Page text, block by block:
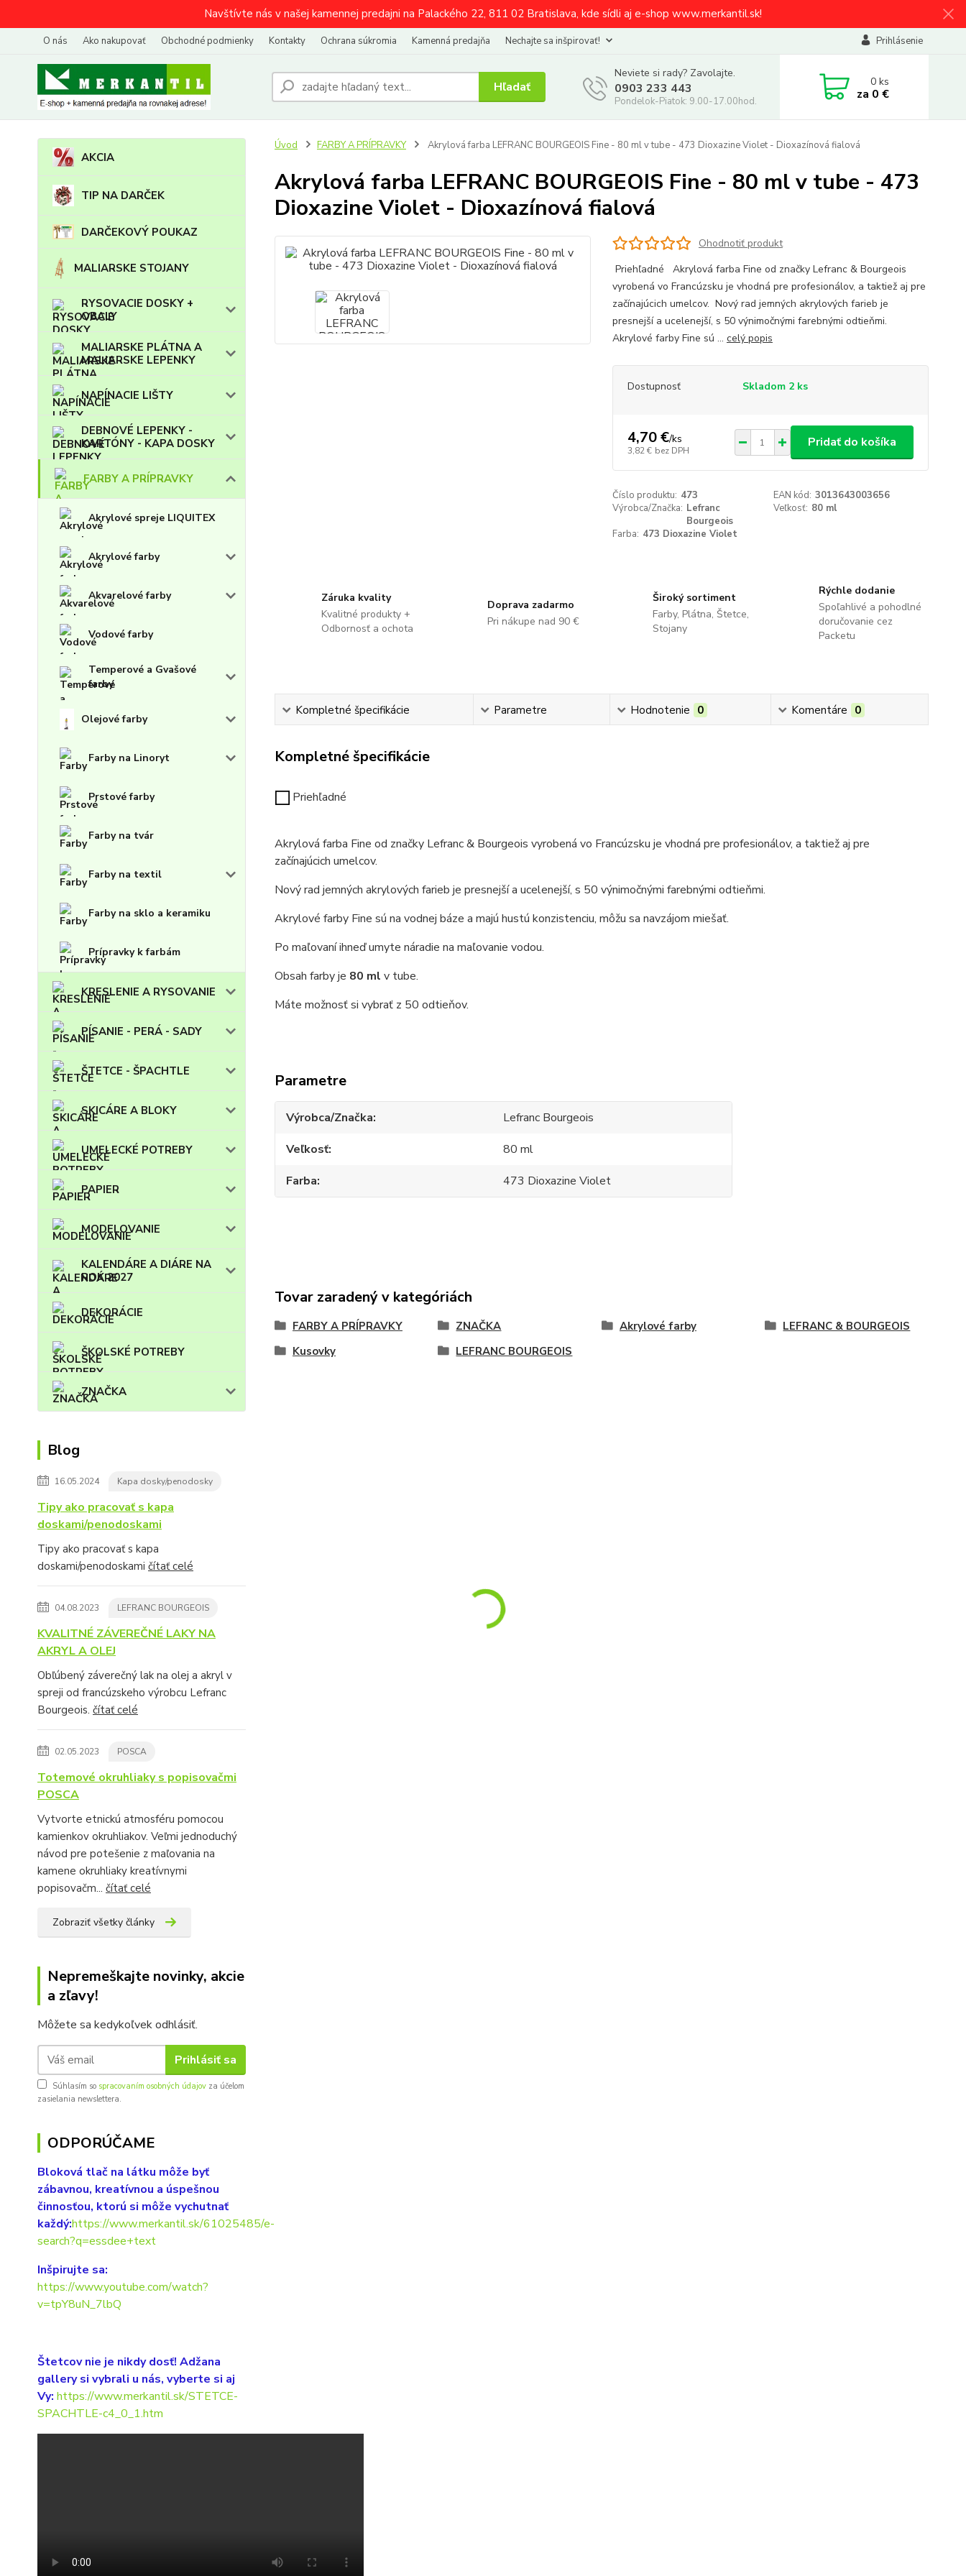
Navštívte nás v našej kamennej predajni na Palackého 22, 811 02 Bratislava, kde sídli aj e-shop www.merkantil.sk!
O nás Ako nakupovať Obchodné podmienky Kontakty Ochrana súkromia Kamenná predajňa Nechajte sa inšpirovať! Prihlásenie
Hľadať
Neviete si rady? Zavolajte.
0903 233 443
Pondelok-Piatok: 9.00-17.00hod.
0ks
za 0 €
AKCIA
TIP NA DARČEK
DARČEKOVÝ POUKAZ
MALIARSKE STOJANY
RYSOVACIE DOSKY +
OBALY
MALIARSKE PLÁTNA A
MALIARSKE LEPENKY
NAPÍNACIE LIŠTY
DEBNOVÉ LEPENKY -
KARTÓNY - KAPA DOSKY
FARBY A PRÍPRAVKY
Akrylové spreje LIQUITEX
Akrylové farby
Akvarelové farby
Vodové farby
Temperové a Gvašové
farby
Olejové farby
Farby na Linoryt
Prstové farby
Farby na tvár
Farby na textil
Farby na sklo a keramiku
Prípravky k farbám
KRESLENIE A RYSOVANIE
PÍSANIE - PERÁ - SADY
ŠTETCE - ŠPACHTLE
SKICÁRE A BLOKY
UMELECKÉ POTREBY
PAPIER
MODELOVANIE
KALENDÁRE A DIÁRE NA
ROK 2027
DEKORÁCIE
ŠKOLSKÉ POTREBY
ZNAČKA
Blog
16.05.2024 Kapa dosky/penodosky
Tipy ako pracovať s kapa
doskami/penodoskami
Tipy ako pracovať s kapa
doskami/penodoskami čítať celé
04.08.2023 LEFRANC BOURGEOIS
KVALITNÉ ZÁVEREČNÉ LAKY NA
AKRYL A OLEJ
Obľúbený záverečný lak na olej a akryl v
spreji od francúzskeho výrobcu Lefranc
Bourgeois. čítať celé
02.05.2023 POSCA
Totemové okruhliaky s popisovačmi
POSCA
Vytvorte etnickú atmosféru pomocou
kamienkov okruhliakov. Veľmi jednoduchý
návod pre potešenie z maľovania na
kamene okruhliaky kreatívnymi
popisovačm... čítať celé
Zobraziť všetky články
Nepremeškajte novinky, akcie
a zľavy!
Môžete sa kedykoľvek odhlásiť.
Prihlásiť sa
Súhlasím so spracovaním osobných údajov za účelom
zasielania newslettera.
ODPORÚČAME
Bloková tlač na látku môže byť
zábavnou, kreatívnou a úspešnou
činnosťou, ktorú si môže vychutnať
každý:https://www.merkantil.sk/61025485/e-
search?q=essdee+text
Inšpirujte sa:
https://www.youtube.com/watch?
v=tpY8uN_7lbQ
Štetcov nie je nikdy dosť! Adžana
gallery si vybrali u nás, vyberte si aj
Vy: https://www.merkantil.sk/STETCE-
SPACHTLE-c4_0_1.htm
Úvod FARBY A PRÍPRAVKY Akrylová farba LEFRANC BOURGEOIS Fine - 80 ml v tube - 473 Dioxazine Violet - Dioxazínová fialová
Akrylová farba LEFRANC BOURGEOIS Fine - 80 ml v tube - 473
Dioxazine Violet - Dioxazínová fialová
Ohodnotiť produkt
Priehľadné Akrylová farba Fine od značky Lefranc & Bourgeois
vyrobená vo Francúzsku je vhodná pre profesionálov, a taktiež aj pre
začínajúcich umelcov. Nový rad jemných akrylových farieb je
presnejší a ucelenejší, s 50 výnimočnými farebnými odtieňmi.
Akrylové farby Fine sú ... celý popis
Dostupnosť Skladom 2 ks
4,70 €/ks
3,82 € bez DPH
Pridať do košíka
Číslo produktu: 473 EAN kód: 3013643003656
Výrobca/Značka: Lefranc
Bourgeois
Veľkosť: 80 ml
Farba: 473 Dioxazine Violet
Záruka kvality
Kvalitné produkty +
Odbornosť a ochota
Doprava zadarmo
Pri nákupe nad 90 €
Široký sortiment
Farby, Plátna, Štetce,
Stojany
Rýchle dodanie
Spoľahlivé a pohodlné
doručovanie cez
Packetu
Kompletné špecifikácie Parametre Hodnotenie 0 Komentáre 0
Kompletné špecifikácie
Priehľadné
Akrylová farba Fine od značky Lefranc & Bourgeois vyrobená vo Francúzsku je vhodná pre profesionálov, a taktiež aj pre
začínajúcich umelcov.
Nový rad jemných akrylových farieb je presnejší a ucelenejší, s 50 výnimočnými farebnými odtieňmi.
Akrylové farby Fine sú na vodnej báze a majú hustú konzistenciu, môžu sa navzájom miešať.
Po maľovaní ihneď umyte náradie na maľovanie vodou.
Obsah farby je 80 ml v tube.
Máte možnosť si vybrať z 50 odtieňov.
Parametre
Výrobca/Značka
Lefranc Bourgeois
Veľkosť
80 ml
Farba
473 Dioxazine Violet
Tovar zaradený v kategóriách
FARBY A PRÍPRAVKY ZNAČKA Akrylové farby
LEFRANC & BOURGEOIS
Kusovky
LEFRANC BOURGEOIS